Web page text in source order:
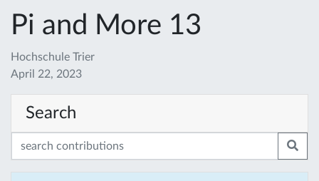
Pi and More 13
Hochschule Trier
April 22, 2023
Search